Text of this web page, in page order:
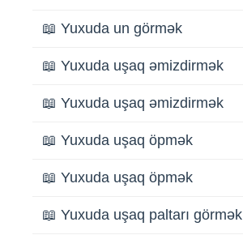
📖 Yuxuda un görmək
📖 Yuxuda uşaq əmizdirmək
📖 Yuxuda uşaq əmizdirmək
📖 Yuxuda uşaq öpmək
📖 Yuxuda uşaq öpmək
📖 Yuxuda uşaq paltarı görmək